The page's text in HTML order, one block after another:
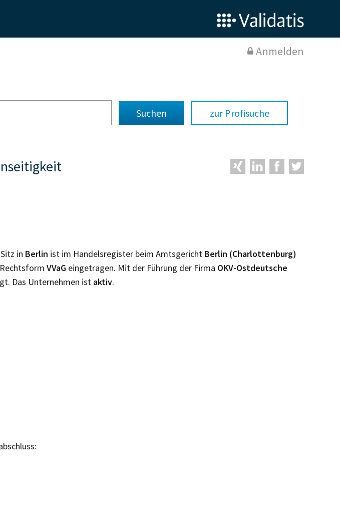
Anmelden
zur Profisuche
in Berlin ist im Handelsregister beim Amtsgericht Berlin (Charlottenburg)
VVaG eingetragen. Mit der Führung der Firma OKV-Ostdeutsche
Das Unternehmen ist aktiv.